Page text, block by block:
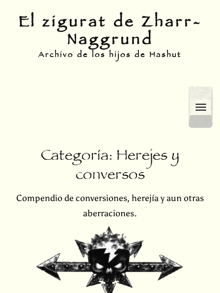
El zigurat de Zharr-
Naggrund
Archivo de los hijos de Hashut
Categoría: Herejes y
conversos
Compendio de conversiones, herejía y aun otras
aberraciones.